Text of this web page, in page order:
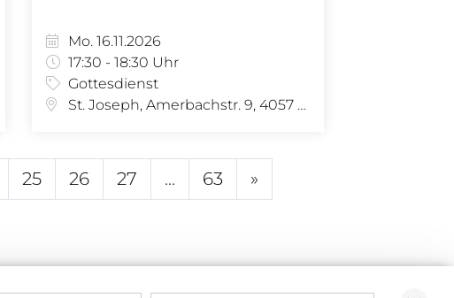
Mo. 16.11.2026
17:30 - 18:30 Uhr
Gottesdienst
St. Joseph, Amerbachstr. 9, 4057 Basel
25 26 27 ... 63 »